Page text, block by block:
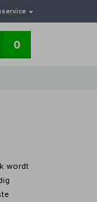
0
wordt